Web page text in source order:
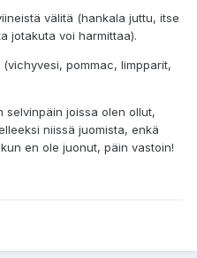
välitä (hankala juttu, itse
jotakuta voi harmittaa).
pommac, limpparit,
selvinpäin joissa olen ollut,
niissä juomista, enkä
en ole juonut, päin vastoin!